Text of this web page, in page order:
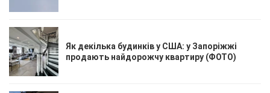
Як декілька будинків у США: у Запоріжжі
продають найдорожчу квартиру (ФОТО)